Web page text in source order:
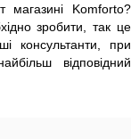
магазині Komforto?
зробити, так це
консультанти, при
відповідний